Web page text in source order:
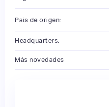
País de origen:
Headquarters:
Más novedades